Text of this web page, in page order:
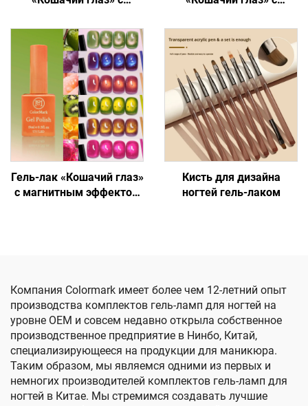
блеском
блеском
Гель-лак «Кошачий глаз»
с магнитным эффектом
Кисть для дизайна
ногтей гель-лаком
Компания Colormark имеет более чем 12-летний опыт
производства комплектов гель-ламп для ногтей на
уровне OEM и совсем недавно открыла собственное
производственное предприятие в Нинбо, Китай,
специализирующееся на продукции для маникюра.
Таким образом, мы являемся одними из первых и
немногих производителей комплектов гель-ламп для
ногтей в Китае. Мы стремимся создавать лучшие